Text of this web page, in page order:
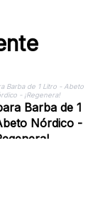
Barba de 1
Nórdico -